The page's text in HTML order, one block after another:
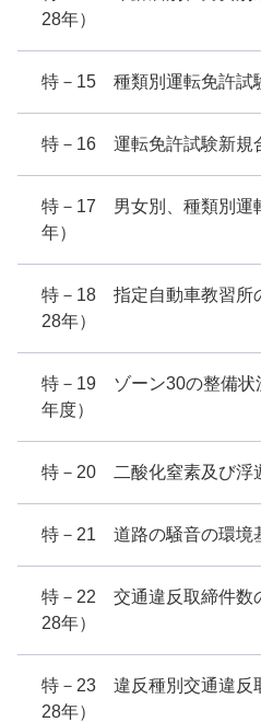
28年）
特－15 種類別運転免許試
特－16 運転免許試験新規
特－17 男女別、種類別運
年）
特－18 指定自動車教習所
28年）
特－19 ゾーン30の整備状
年度）
特－20 二酸化窒素及び浮
特－21 道路の騒音の環境
特－22 交通違反取締件数
28年）
特－23 違反種別交通違反
28年）